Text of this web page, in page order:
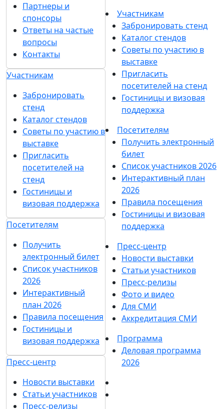
Партнеры и
спонсоры
Ответы на частые
вопросы
Контакты
Участникам
Забронировать
стенд
Каталог стендов
Советы по участию в
выставке
Пригласить
посетителей на
стенд
Гостиницы и
визовая поддержка
Посетителям
Получить
электронный билет
Список участников
2026
Интерактивный
план 2026
Правила посещения
Гостиницы и
визовая поддержка
Пресс-центр
Новости выставки
Статьи участников
Пресс-релизы
Участникам
Забронировать стенд
Каталог стендов
Советы по участию в
выставке
Пригласить
посетителей на стенд
Гостиницы и визовая
поддержка
Посетителям
Получить электронный
билет
Список участников 2026
Интерактивный план
2026
Правила посещения
Гостиницы и визовая
поддержка
Пресс-центр
Новости выставки
Статьи участников
Пресс-релизы
Фото и видео
Для СМИ
Аккредитация СМИ
Программа
Деловая программа
2026